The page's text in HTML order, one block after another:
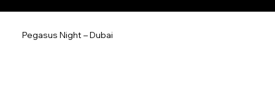
Pegasus Night – Dubai